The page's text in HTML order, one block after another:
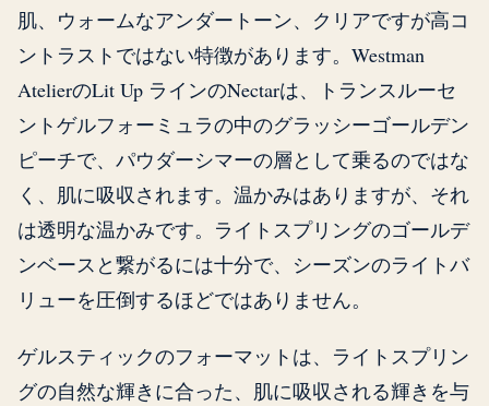
肌、ウォームなアンダートーン、クリアですが高コ
ントラストではない特徴があります。Westman
AtelierのLit Up ラインのNectarは、トランスルーセ
ントゲルフォーミュラの中のグラッシーゴールデン
ピーチで、パウダーシマーの層として乗るのではな
く、肌に吸収されます。温かみはありますが、それ
は透明な温かみです。ライトスプリングのゴールデ
ンベースと繋がるには十分で、シーズンのライトバ
リューを圧倒するほどではありません。
ゲルスティックのフォーマットは、ライトスプリン
グの自然な輝きに合った、肌に吸収される輝きを与